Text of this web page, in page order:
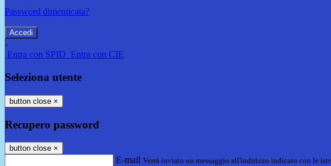
Password dimenticata?
-
Entra con SPID Entra con CIE
Seleziona utente
button close ×
Recupero password
button close ×
E-mail Verrà inviato un messaggio all'indirizzo indicato con le